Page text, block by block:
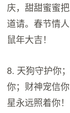
庆，甜甜蜜蜜
道请。春节情
鼠年大吉！
8. 天狗守护你
你；财神宠信
星永远照着你！